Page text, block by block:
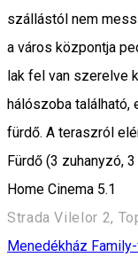
szállástól nem
a város központja
lak fel van szerelve
hálószoba található,
fürdő. A teraszról
Fürdő (3 zuhanyzó,
Home Cinema 5.1
Strada Vilelor 2,
Menedékház